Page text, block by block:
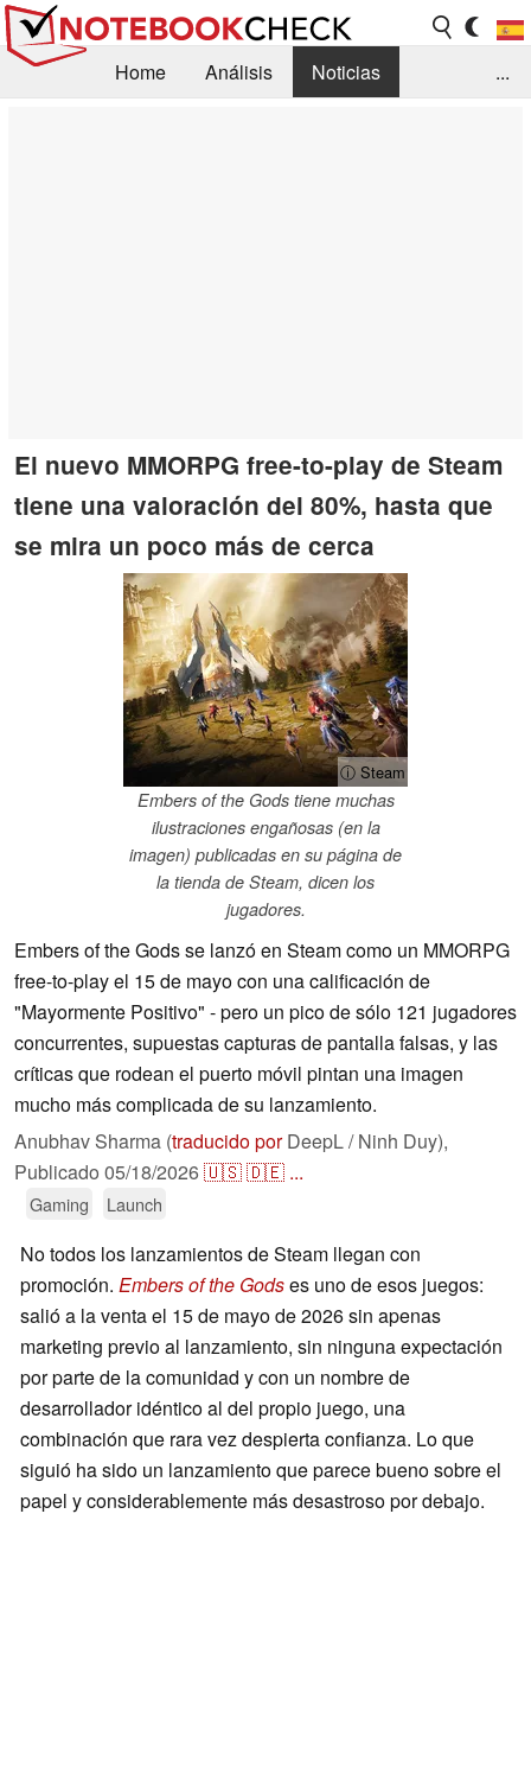
Home Análisis
Noticias
...
El nuevo MMORPG free-to-play de Steam
tiene una valoración del 80%, hasta que
se mira un poco más de cerca
ⓘ Steam
Embers of the Gods tiene muchas
ilustraciones engañosas (en la
imagen) publicadas en su página de
la tienda de Steam, dicen los
jugadores.
Embers of the Gods se lanzó en Steam como un MMORPG
free-to-play el 15 de mayo con una calificación de
"Mayormente Positivo" - pero un pico de sólo 121 jugadores
concurrentes, supuestas capturas de pantalla falsas, y las
críticas que rodean el puerto móvil pintan una imagen
mucho más complicada de su lanzamiento.
Anubhav Sharma (traducido porDeepL / Ninh Duy),
Publicado 05/18/2026🇺🇸🇩🇪 ...
Gaming Launch
No todos los lanzamientos de Steam llegan con
promoción. Embers of the Godses uno de esos juegos:
salió a la venta el 15 de mayo de 2026 sin apenas
marketing previo al lanzamiento, sin ninguna expectación
por parte de la comunidad y con un nombre de
desarrollador idéntico al del propio juego, una
combinación que rara vez despierta confianza. Lo que
siguió ha sido un lanzamiento que parece bueno sobre el
papel y considerablemente más desastroso por debajo.